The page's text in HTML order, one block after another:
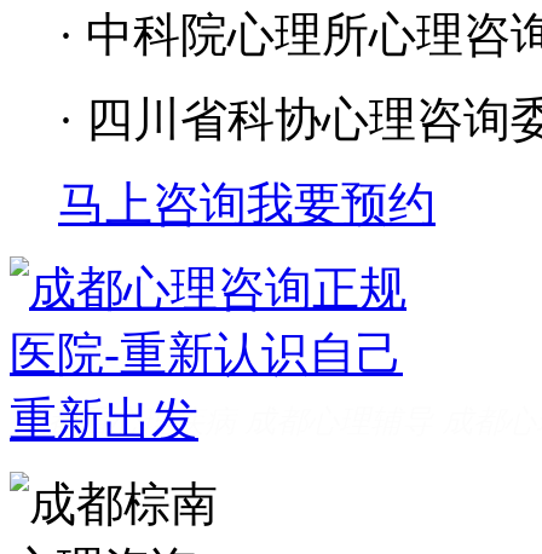
· 中科院心理所心理咨
· 四川省科协心理咨询
马上咨询我要预约
成都看心理疾病
家好 成都心理咨询推荐
费
成都心理医院哪里好